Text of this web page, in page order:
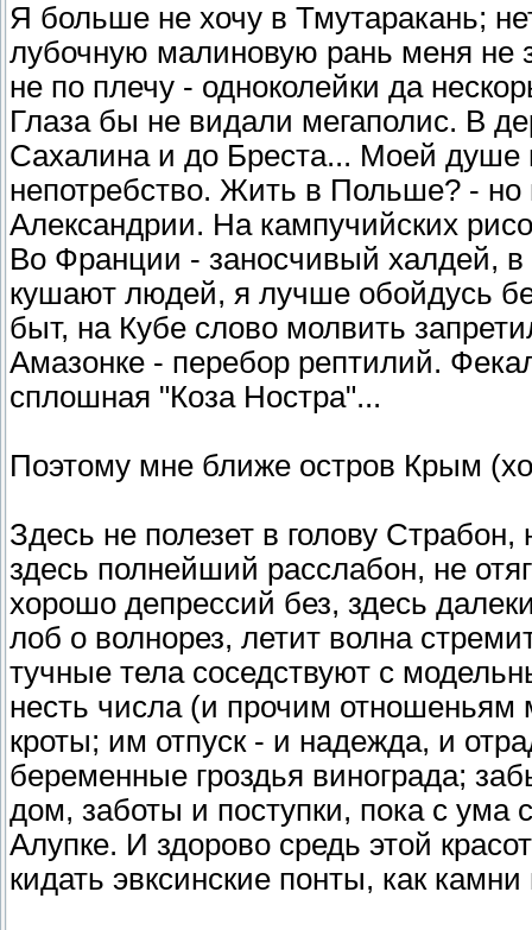
Я больше не хочу в Тмутаракань;
лубочную малиновую рань меня не
не по плечу - одноколейки да
Глаза бы не видали мегаполис. В
Сахалина и до Бреста... Моей душе
непотребство. Жить в Польше? -
Александрии. На кампучийских
Во Франции - заносчивый халдей,
кушают людей, я лучше обойдусь
быт, на Кубе слово молвить
Амазонке - перебор рептилий.
сплошная "Коза Ностра"...
Поэтому мне ближе остров Крым
Здесь не полезет в голову
здесь полнейший расслабон, не
хорошо депрессий без, здесь
лоб о волнорез, летит волна
тучные тела соседствуют с
несть числа (и прочим
кроты; им отпуск - и надежда, и
беременные гроздья винограда;
дом, заботы и поступки, пока с ума
Алупке. И здорово средь этой
кидать эвксинские понты, как